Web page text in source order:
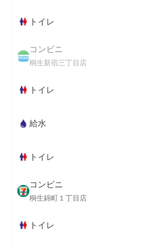
トイレ
コンビニ
桐生新宿三丁目店
トイレ
給水
トイレ
コンビニ
桐生錦町１丁目店
トイレ